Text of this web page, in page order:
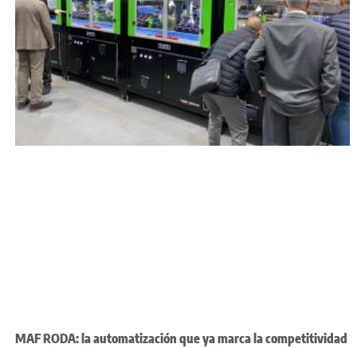
MAF RODA: la automatización que ya marca la competitividad